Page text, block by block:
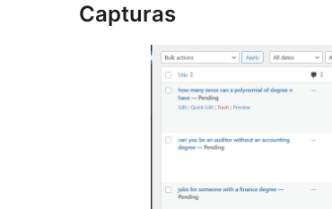
Capturas